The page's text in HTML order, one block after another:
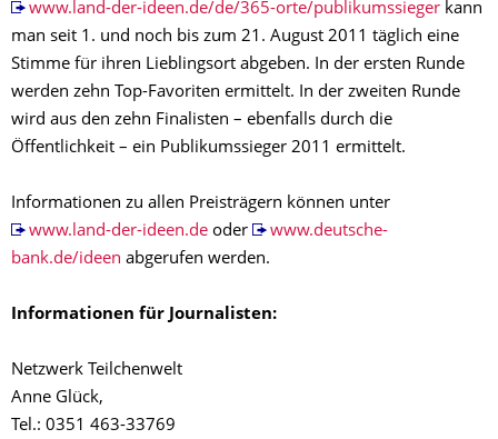
www.land-der-ideen.de/de/365-orte/publikumssiegerkann
man seit 1. und noch bis zum 21. August 2011 täglich eine
Stimme für ihren Lieblingsort abgeben. In der ersten Runde
werden zehn Top-Favoriten ermittelt. In der zweiten Runde
wird aus den zehn Finalisten – ebenfalls durch die
Öffentlichkeit – ein Publikumssieger 2011 ermittelt.
Informationen zu allen Preisträgern können unter
www.land-der-ideen.deoder
www.deutsche-
bank.de/ideen abgerufen werden.
Informationen für Journalisten:
Netzwerk Teilchenwelt
Anne Glück,
Tel.: 0351 463-33769